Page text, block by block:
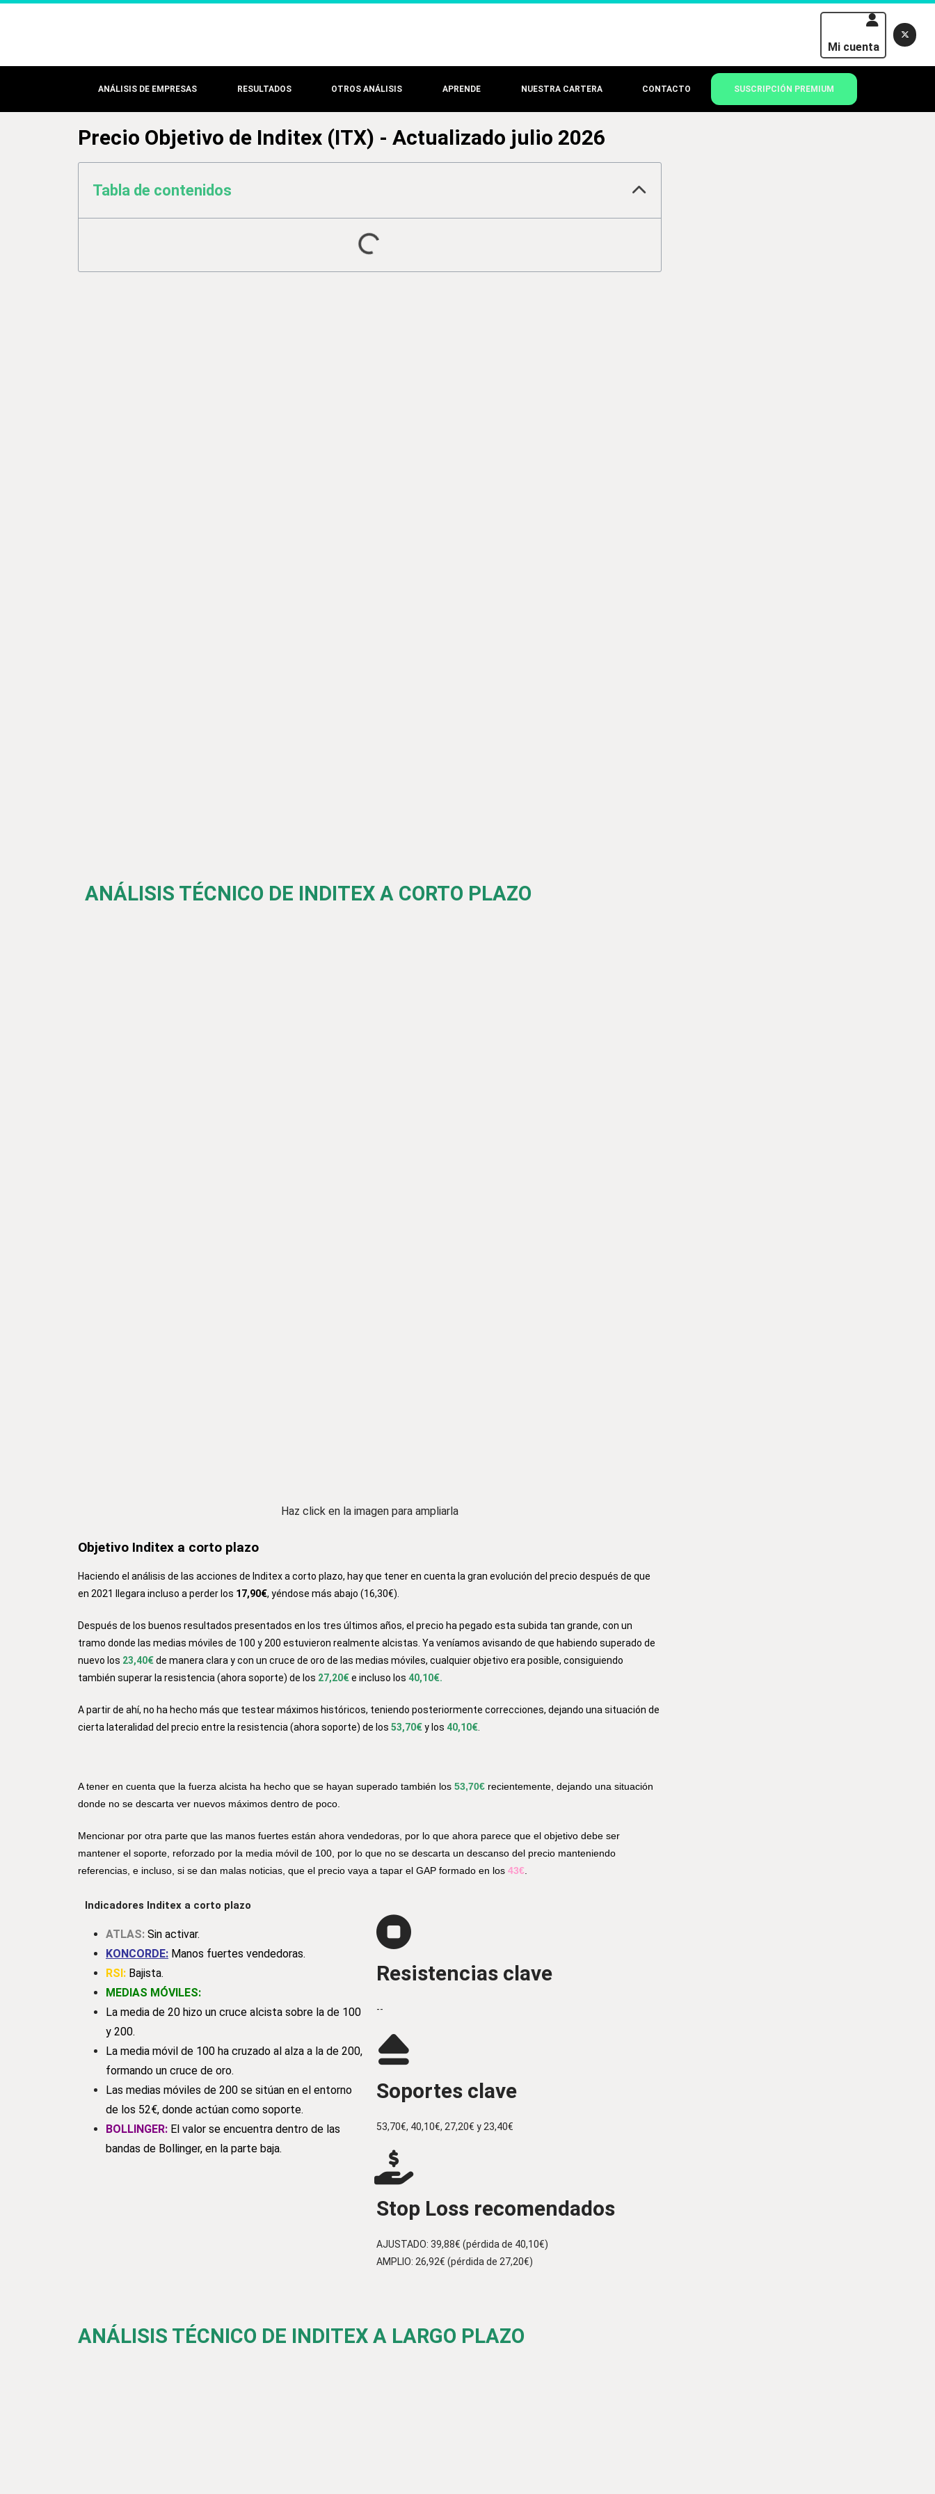
Mi cuenta
ANÁLISIS DE EMPRESAS RESULTADOS OTROS ANÁLISIS APRENDE NUESTRA CARTERA CONTACTO SUSCRIPCIÓN PREMIUM
Precio Objetivo de Inditex (ITX) - Actualizado julio 2026
Tabla de contenidos
ANÁLISIS TÉCNICO DE INDITEX A CORTO PLAZO
Haz click en la imagen para ampliarla
Objetivo Inditex a corto plazo
Haciendo el análisis de las acciones de Inditex a corto plazo, hay que tener en cuenta la gran evolución del precio después de que
en 2021 llegara incluso a perder los 17,90€, yéndose más abajo (16,30€).
Después de los buenos resultados presentados en los tres últimos años, el precio ha pegado esta subida tan grande, con un
tramo donde las medias móviles de 100 y 200 estuvieron realmente alcistas. Ya veníamos avisando de que habiendo superado de
nuevo los 23,40€de manera clara y con un cruce de oro de las medias móviles, cualquier objetivo era posible, consiguiendo
también superar la resistencia (ahora soporte) de los 27,20€e incluso los 40,10€.
A partir de ahí, no ha hecho más que testear máximos históricos, teniendo posteriormente correcciones, dejando una situación de
cierta lateralidad del precio entre la resistencia (ahora soporte) de los 53,70€y los 40,10€.
A tener en cuenta que la fuerza alcista ha hecho que se hayan superado también los 53,70€ recientemente, dejando una situación
donde no se descarta ver nuevos máximos dentro de poco.
Mencionar por otra parte que las manos fuertes están ahora vendedoras, por lo que ahora parece que el objetivo debe ser
mantener el soporte, reforzado por la media móvil de 100, por lo que no se descarta un descanso del precio manteniendo
referencias, e incluso, si se dan malas noticias, que el precio vaya a tapar el GAP formado en los 43€.
Indicadores Inditex a corto plazo
ATLAS: Sin activar.
KONCORDE: Manos fuertes vendedoras.
RSI: Bajista.
MEDIAS MÓVILES:
La media de 20 hizo un cruce alcista sobre la de 100
y 200.
La media móvil de 100 ha cruzado al alza a la de 200,
formando un cruce de oro.
Las medias móviles de 200 se sitúan en el entorno
de los 52€, donde actúan como soporte.
BOLLINGER: El valor se encuentra dentro de las
bandas de Bollinger, en la parte baja.
Resistencias clave
--
Soportes clave
53,70€, 40,10€, 27,20€ y 23,40€
Stop Loss recomendados
AJUSTADO: 39,88€ (pérdida de 40,10€)
AMPLIO: 26,92€ (pérdida de 27,20€)
ANÁLISIS TÉCNICO DE INDITEX A LARGO PLAZO